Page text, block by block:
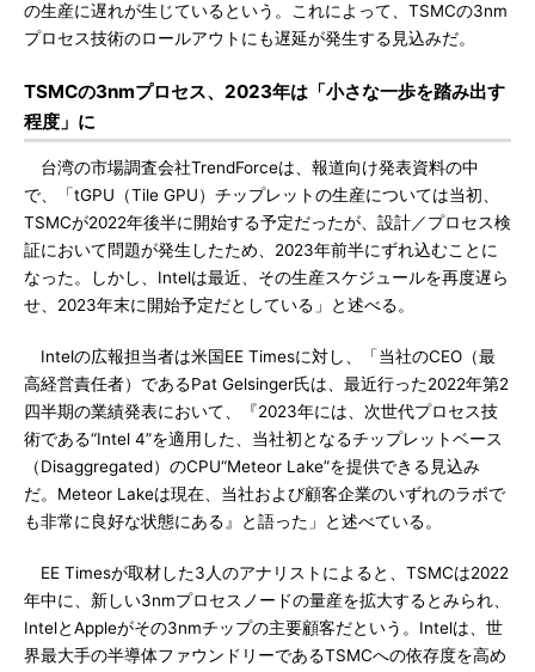
の生産に遅れが生じているという。これによって、TSMCの3nm
プロセス技術のロールアウトにも遅延が発生する見込みだ。
TSMCの3nmプロセス、2023年は「小さな一歩を踏み出す
程度」に
台湾の市場調査会社TrendForceは、報道向け発表資料の中
で、「tGPU（Tile GPU）チップレットの生産については当初、
TSMCが2022年後半に開始する予定だったが、設計／プロセス検
証において問題が発生したため、2023年前半にずれ込むことに
なった。しかし、Intelは最近、その生産スケジュールを再度遅ら
せ、2023年末に開始予定だとしている」と述べる。
Intelの広報担当者は米国EE Timesに対し、「当社のCEO（最
高経営責任者）であるPat Gelsinger氏は、最近行った2022年第2
四半期の業績発表において、『2023年には、次世代プロセス技
術である“Intel 4”を適用した、当社初となるチップレットベース
（Disaggregated）のCPU“Meteor Lake”を提供できる見込み
だ。Meteor Lakeは現在、当社および顧客企業のいずれのラボで
も非常に良好な状態にある』と語った」と述べている。
EE Timesが取材した3人のアナリストによると、TSMCは2022
年中に、新しい3nmプロセスノードの量産を拡大するとみられ、
IntelとAppleがその3nmチップの主要顧客だという。Intelは、世
界最大手の半導体ファウンドリーであるTSMCへの依存度を高め